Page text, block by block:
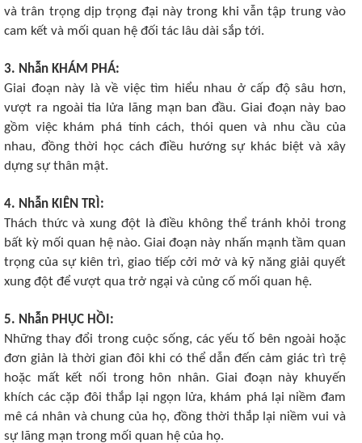
và trân trọng dịp trọng đại này trong khi vẫn tập trung vào
cam kết và mối quan hệ đối tác lâu dài sắp tới.
3. Nhẫn KHÁM PHÁ:
Giai đoạn này là về việc tìm hiểu nhau ở cấp độ sâu hơn,
vượt ra ngoài tia lửa lãng mạn ban đầu. Giai đoạn này bao
gồm việc khám phá tính cách, thói quen và nhu cầu của
nhau, đồng thời học cách điều hướng sự khác biệt và xây
dựng sự thân mật.
4. Nhẫn KIÊN TRÌ:
Thách thức và xung đột là điều không thể tránh khỏi trong
bất kỳ mối quan hệ nào. Giai đoạn này nhấn mạnh tầm quan
trọng của sự kiên trì, giao tiếp cởi mở và kỹ năng giải quyết
xung đột để vượt qua trở ngại và củng cố mối quan hệ.
5. Nhẫn PHỤC HỒI:
Những thay đổi trong cuộc sống, các yếu tố bên ngoài hoặc
đơn giản là thời gian đôi khi có thể dẫn đến cảm giác trì trệ
hoặc mất kết nối trong hôn nhân. Giai đoạn này khuyến
khích các cặp đôi thắp lại ngọn lửa, khám phá lại niềm đam
mê cá nhân và chung của họ, đồng thời thắp lại niềm vui và
sự lãng mạn trong mối quan hệ của họ.